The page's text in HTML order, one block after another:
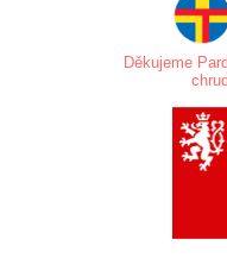
Děkujeme